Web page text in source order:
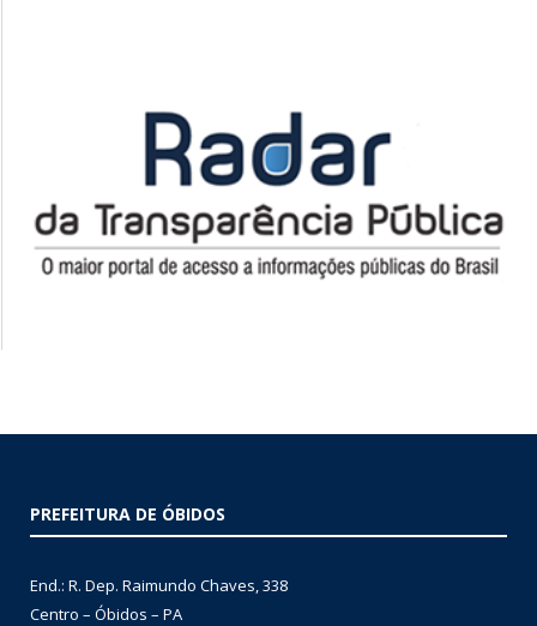
PREFEITURA DE ÓBIDOS
End.: R. Dep. Raimundo Chaves, 338
Centro – Óbidos – PA